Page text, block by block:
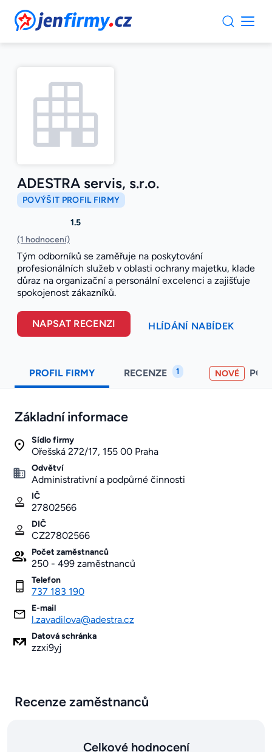
JenFirmy.cz
ADESTRA servis, s.r.o.
POVÝŠIT PROFIL FIRMY
1.5
(1 hodnocení)
Tým odborníků se zaměřuje na poskytování
profesionálních služeb v oblasti ochrany majetku, klade
důraz na organizační a personální excelenci a zajišťuje
spokojenost zákazníků.
NAPSAT RECENZI HLÍDÁNÍ NABÍDEK
PROFIL FIRMY RECENZE 1 NOVÉ
Základní informace
Sídlo firmy
Ořešská 272/17, 155 00 Praha
Odvětví
Administrativní a podpůrné činnosti
IČ
27802566
DIČ
CZ27802566
Počet zaměstnanců
250 - 499 zaměstnanců
Telefon
737 183 190
E-mail
l.zavadilova@adestra.cz
Datová schránka
zzxi9yj
Recenze zaměstnanců
Celkové hodnocení